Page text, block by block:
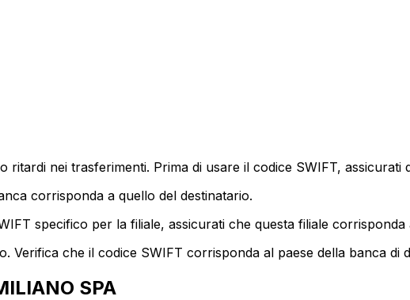
nei trasferimenti. Prima di usare il codice SWIFT, assicurati
corrisponda a quello del destinatario.
specifico per la filiale, assicurati che questa filiale corrisponda
Verifica che il codice SWIFT corrisponda al paese della banca di
SPA